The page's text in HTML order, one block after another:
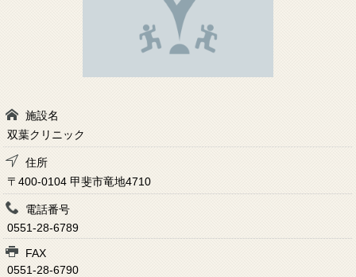
施設名
双葉クリニック
住所
〒400-0104 甲斐市竜地4710
電話番号
0551-28-6789
FAX
0551-28-6790